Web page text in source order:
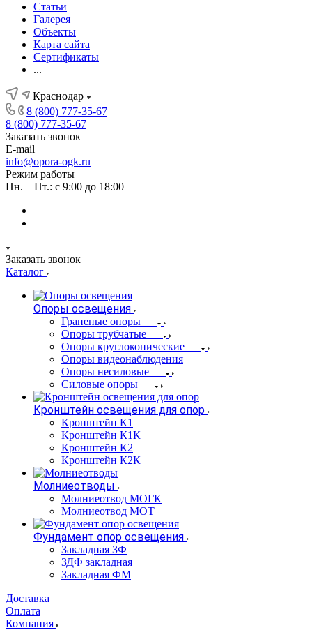
Статьи
Галерея
Объекты
Карта сайта
Сертификаты
...
Краснодар
8 (800) 777-35-67
8 (800) 777-35-67
Заказать звонок
E-mail
info@opora-ogk.ru
Режим работы
Пн. – Пт.: с 9:00 до 18:00
Заказать звонок
Каталог
Опоры освещения
Граненые опоры
Опоры трубчатые
Опоры круглоконические
Опоры видеонаблюдения
Опоры несиловые
Силовые опоры
Кронштейн освещения для опор
Кронштейн К1
Кронштейн К1К
Кронштейн К2
Кронштейн К2К
Молниеотводы
Молниеотвод МОГК
Молниеотвод МОТ
Фундамент опор освещения
Закладная ЗФ
ЗДФ закладная
Закладная ФМ
Доставка
Оплата
Компания